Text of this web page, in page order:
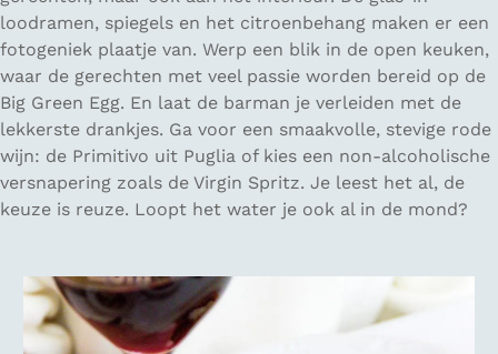
loodramen, spiegels en het citroenbehang maken er een
fotogeniek plaatje van. Werp een blik in de open keuken,
waar de gerechten met veel passie worden bereid op de
Big Green Egg. En laat de barman je verleiden met de
lekkerste drankjes. Ga voor een smaakvolle, stevige rode
wijn: de Primitivo uit Puglia of kies een non-alcoholische
versnapering zoals de Virgin Spritz. Je leest het al, de
keuze is reuze. Loopt het water je ook al in de mond?